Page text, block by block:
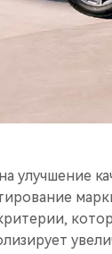
улучшение